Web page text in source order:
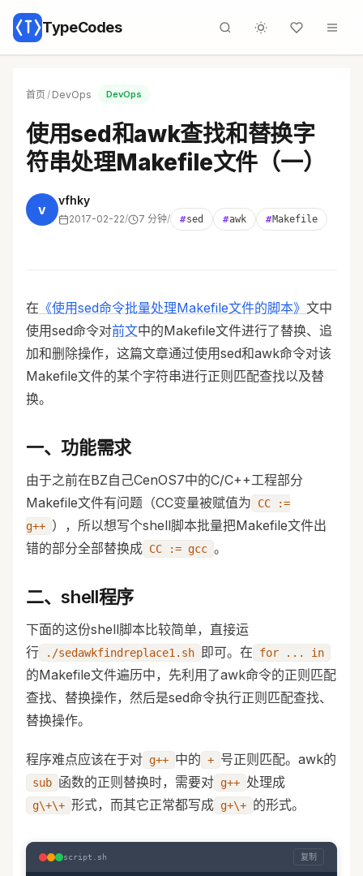
TypeCodes
首页 / DevOps DevOps
使用sed和awk查找和替换字
符串处理Makefile文件（一）
v
vfhky
2017-02-22/ 7 分钟/ #sed #awk #Makefile
在 《使用sed命令批量处理Makefile文件的脚本》 文中
使用sed命令对前文中的Makefile文件进行了替换、追
加和删除操作，这篇文章通过使用sed和awk命令对该
Makefile文件的某个字符串进行正则匹配查找以及替
换。
一、功能需求
由于之前在BZ自己CenOS7中的C/C++工程部分
Makefile文件有问题（CC变量被赋值为
CC :=
g++ ），所以想写个shell脚本批量把Makefile文件出
错的部分全部替换成 CC := gcc 。
二、shell程序
下面的这份shell脚本比较简单，直接运
行
./sedawkfindreplace1.sh 即可。在 for ... in
的Makefile文件遍历中，先利用了awk命令的正则匹配
查找、替换操作，然后是sed命令执行正则匹配查找、
替换操作。
程序难点应该在于对 g++ 中的 + 号正则匹配。awk的
sub 函数的正则替换时，需要对 g++ 处理成
g\+\+ 形式，而其它正常都写成 g+\+ 的形式。
script.sh 复制